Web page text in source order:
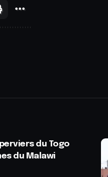
du Togo
du Malawi